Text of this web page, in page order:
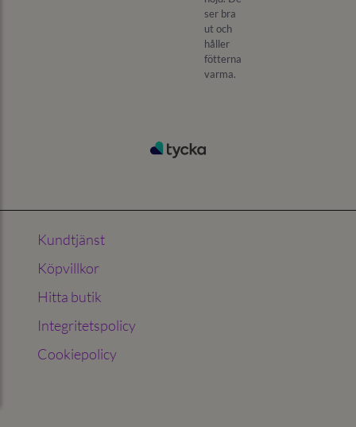
Kundtjänst
Köpvillkor
Hitta butik
Integritetspolicy
Cookiepolicy